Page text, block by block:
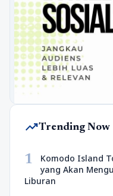
trending_upTrending Now
1
Komodo Island
yang Akan
Liburan